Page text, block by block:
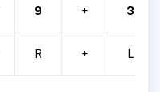
9 + 3
R + L